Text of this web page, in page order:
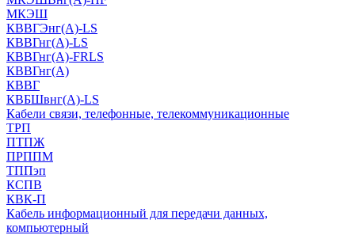
МКЭШ
КВВГЭнг(А)-LS
КВВГнг(А)-LS
КВВГнг(А)-FRLS
КВВГнг(А)
КВВГ
КВБШвнг(А)-LS
Кабели связи, телефонные, телекоммуникационные
ТРП
ПТПЖ
ПРППМ
ТППэп
КСПВ
КВК-П
Кабель информационный для передачи данных,
компьютерный